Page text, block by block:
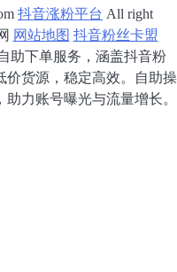
抖音涨粉平台 All right
网站地图 抖音粉丝卡盟
助下单服务，涵盖抖音粉
价货源，稳定高效。自助操
力账号曝光与流量增长。